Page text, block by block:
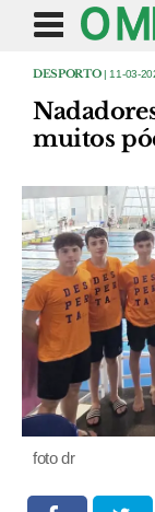
DESPORTO| 11-03-
muitos
foto dr